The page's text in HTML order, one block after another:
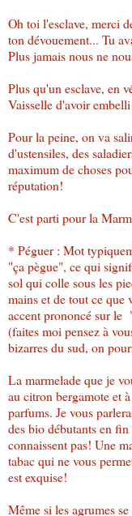
Oh toi l'esclave, merci
ton dévouement... Tu
Plus jamais nous ne
Plus qu'un esclave, en
Vaisselle d'avoir
Pour la peine, on va
d'ustensiles, des
maximum de choses
réputation!
C'est parti pour la
* Péguer : Mot
"ça pègue", ce qui
sol qui colle sous les
mains et de tout ce que
accent prononcé sur le
(faites moi pensez à
bizarres du sud, on
La marmelade que je
au citron bergamote et
parfums. Je vous
des bio débutants en
connaissent pas! Une
tabac qui ne vous
est exquise!
Même si les agrumes